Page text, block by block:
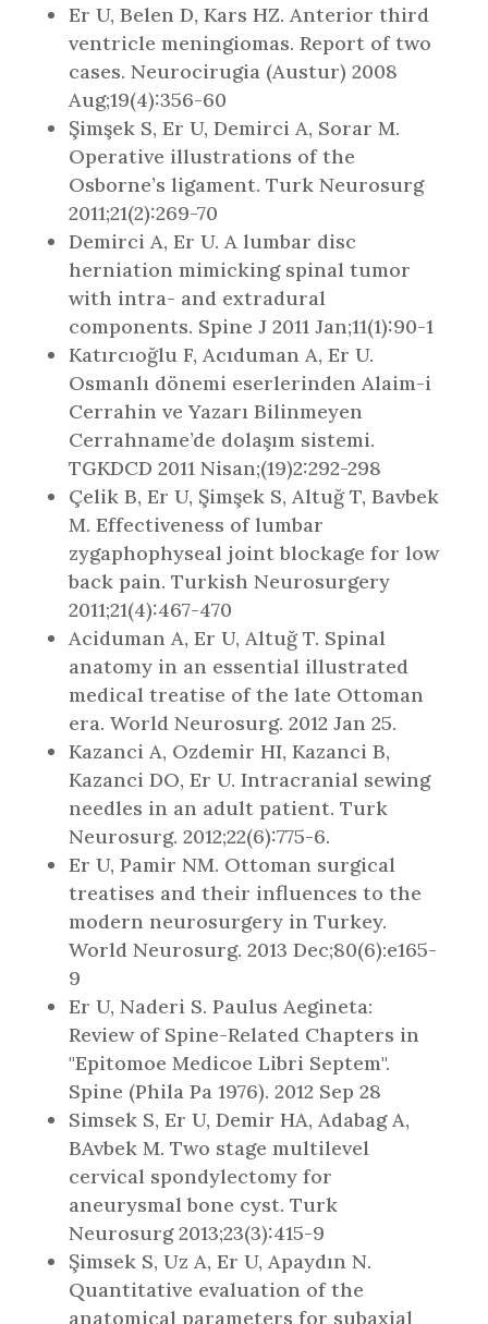
Er U, Belen D, Kars HZ. Anterior third
ventricle meningiomas. Report of two
cases. Neurocirugia (Austur) 2008
Aug;19(4):356-60
Şimşek S, Er U, Demirci A, Sorar M.
Operative illustrations of the
Osborne’s ligament. Turk Neurosurg
2011;21(2):269-70
Demirci A, Er U. A lumbar disc
herniation mimicking spinal tumor
with intra- and extradural
components. Spine J 2011 Jan;11(1):90-1
Katırcıoğlu F, Acıduman A, Er U.
Osmanlı dönemi eserlerinden Alaim-i
Cerrahin ve Yazarı Bilinmeyen
Cerrahname’de dolaşım sistemi.
TGKDCD 2011 Nisan;(19)2:292-298
Çelik B, Er U, Şimşek S, Altuğ T, Bavbek
M. Effectiveness of lumbar
zygaphophyseal joint blockage for low
back pain. Turkish Neurosurgery
2011;21(4):467-470
Aciduman A, Er U, Altuğ T. Spinal
anatomy in an essential illustrated
medical treatise of the late Ottoman
era. World Neurosurg. 2012 Jan 25.
Kazanci A, Ozdemir HI, Kazanci B,
Kazanci DO, Er U. Intracranial sewing
needles in an adult patient. Turk
Neurosurg. 2012;22(6):775-6.
Er U, Pamir NM. Ottoman surgical
treatises and their influences to the
modern neurosurgery in Turkey.
World Neurosurg. 2013 Dec;80(6):e165-
9
Er U, Naderi S. Paulus Aegineta:
Review of Spine-Related Chapters in
"Epitomoe Medicoe Libri Septem".
Spine (Phila Pa 1976). 2012 Sep 28
Simsek S, Er U, Demir HA, Adabag A,
BAvbek M. Two stage multilevel
cervical spondylectomy for
aneurysmal bone cyst. Turk
Neurosurg 2013;23(3):415-9
Şimsek S, Uz A, Er U, Apaydın N.
Quantitative evaluation of the
anatomical parameters for subaxial